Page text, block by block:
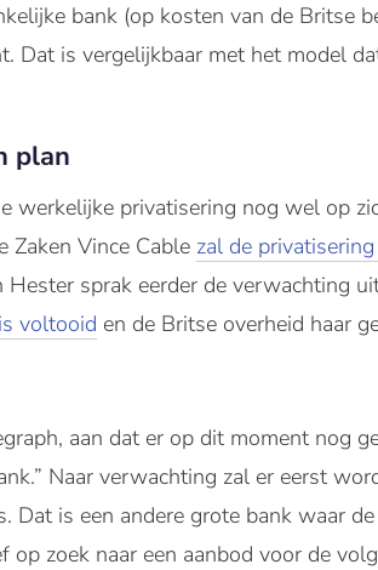
bank (op kosten van de Britse
Dat is vergelijkbaar met het model
plan
werkelijke privatisering nog wel op
Zaken Vince Cable zal de
Hester sprak eerder de verwachting
voltooid en de Britse overheid haar
aan dat er op dit moment nog
Naar verwachting zal er eerst
Dat is een andere grote bank waar
zoek naar een aanbod voor de